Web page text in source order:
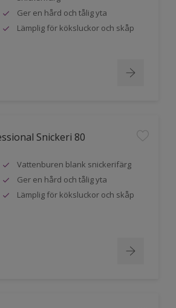
Ger en hård och tålig yta
Lämplig för köksluckor och skåp
Snickeri 80
Vattenburen blank snickerifärg
Ger en hård och tålig yta
Lämplig för köksluckor och skåp